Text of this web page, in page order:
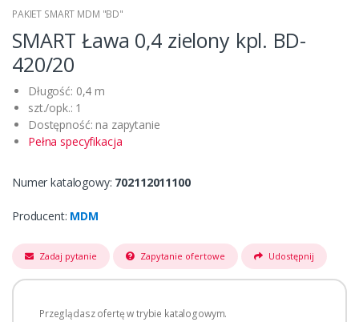
PAKIET SMART MDM "BD"
SMART Ława 0,4 zielony kpl. BD-
420/20
Długość: 0,4 m
szt./opk.: 1
Dostępność: na zapytanie
Pełna specyfikacja
Numer katalogowy: 702112011100
Producent: MDM
Zadaj pytanie Zapytanie ofertowe Udostępnij
Przeglądasz ofertę w trybie katalogowym.